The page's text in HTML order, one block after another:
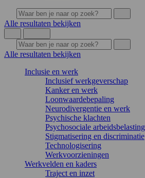
Alle resultaten bekijken
Alle resultaten bekijken
Inclusie en werk
Inclusief werkgeverschap
Kanker en werk
Loonwaardebepaling
Neurodivergentie en werk
Psychische klachten
Psychosociale arbeidsbelasting
Stigmatisering en discriminatie
Technologisering
Werkvoorzieningen
Werkvelden en kaders
Traject en inzet